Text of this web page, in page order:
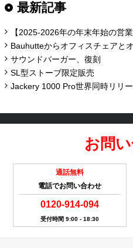
最新記事
【2025-2026年の年末年始の営
Bauhutteからオフィスチェアと
サウンドバーガー、復刻
SL型ストーブ限定販売
Jackery 1000 Pro世界同時リリ
お問
通話無料
電話でお問い合わせ
0120-914-094
受付時間 9:00 - 18:30